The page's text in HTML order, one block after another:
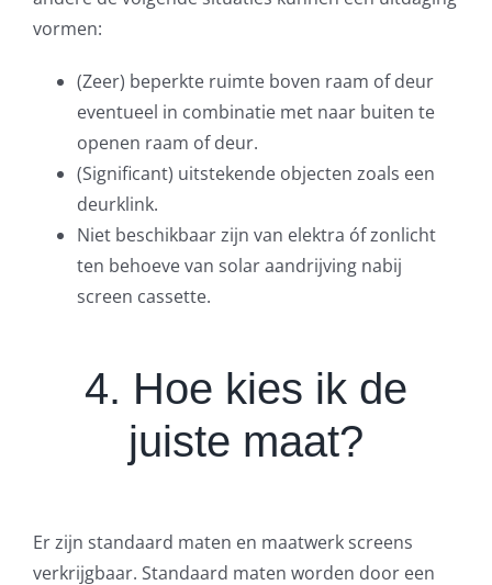
vormen:
(Zeer) beperkte ruimte boven raam of deur
eventueel in combinatie met naar buiten te
openen raam of deur.
(Significant) uitstekende objecten zoals een
deurklink.
Niet beschikbaar zijn van elektra óf zonlicht
ten behoeve van solar aandrijving nabij
screen cassette.
4. Hoe kies ik de
juiste maat?
Er zijn standaard maten en maatwerk screens
verkrijgbaar. Standaard maten worden door een